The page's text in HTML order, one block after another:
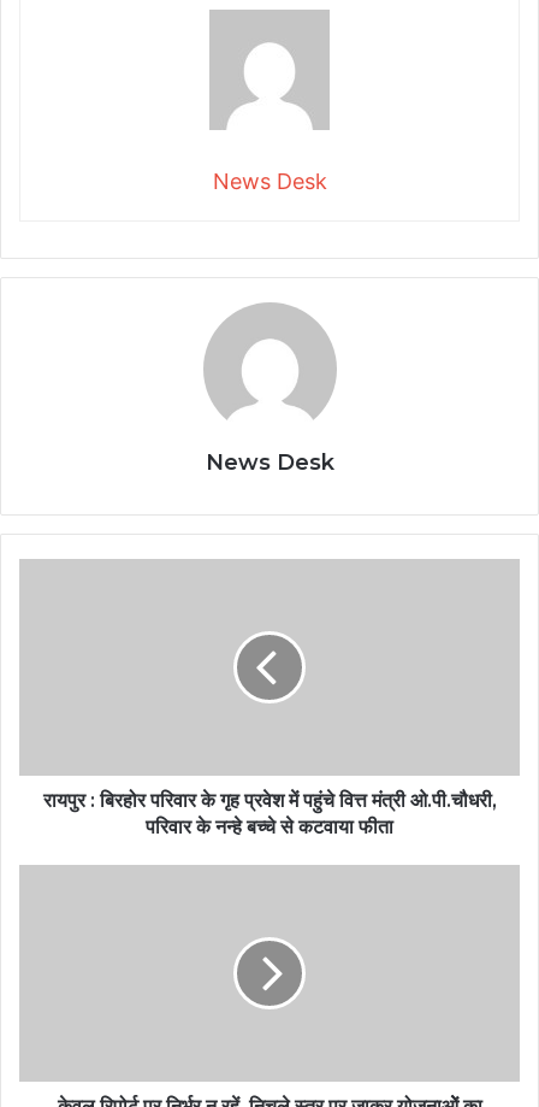
News Desk
News Desk
रायपुर : बिरहोर परिवार के गृह प्रवेश में पहुंचे वित्त मंत्री ओ.पी.चौधरी,
परिवार के नन्हे बच्चे से कटवाया फीता